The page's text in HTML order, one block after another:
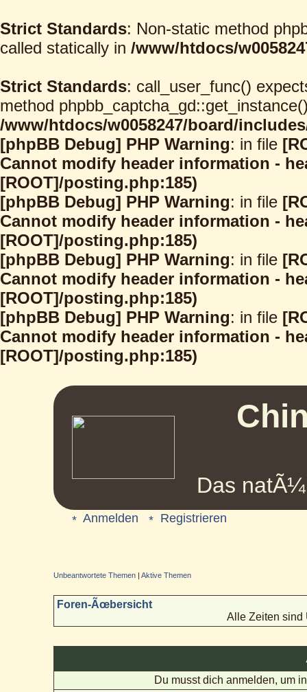
Strict Standards: Non-static method
called statically in /www/htdocs/
Strict Standards: call_user_func()
method
/www/htdocs/w0058247/board/
[phpBB Debug] PHP Warning: in file
Cannot modify header information -
[ROOT]/posting.php:185)
[phpBB Debug] PHP Warning: in file
Cannot modify header information -
[ROOT]/posting.php:185)
[phpBB Debug] PHP Warning: in file
Cannot modify header information -
[ROOT]/posting.php:185)
[phpBB Debug] PHP Warning: in file
Cannot modify header information -
[ROOT]/posting.php:185)
Das
Anmelden Registrieren
Unbeantwortete Themen |Aktive Themen
Foren-Ãœbersicht
Alle Zeiten sind
Du musst dich anmelden, um